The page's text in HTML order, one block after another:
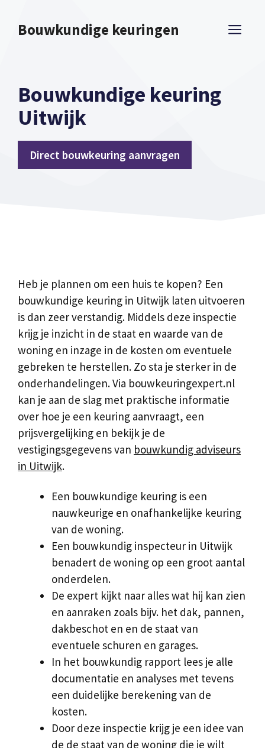
naarBouwkundige keuringen
Bouwkundige keuring
Uitwijk
Direct bouwkeuring aanvragen
Heb je plannen om een huis te kopen? Een
bouwkundige keuring in Uitwijk laten uitvoeren
is dan zeer verstandig. Middels deze inspectie
krijg je inzicht in de staat en waarde van de
woning en inzage in de kosten om eventuele
gebreken te herstellen. Zo sta je sterker in de
onderhandelingen. Via bouwkeuringexpert.nl
kan je aan de slag met praktische informatie
over hoe je een keuring aanvraagt, een
prijsvergelijking en bekijk je de
vestigingsgegevens van bouwkundig adviseurs
in Uitwijk.
Een bouwkundige keuring is een
nauwkeurige en onafhankelijke keuring
van de woning.
Een bouwkundig inspecteur in Uitwijk
benadert de woning op een groot aantal
onderdelen.
De expert kijkt naar alles wat hij kan zien
en aanraken zoals bijv. het dak, pannen,
dakbeschot en en de staat van
eventuele schuren en garages.
In het bouwkundig rapport lees je alle
documentatie en analyses met tevens
een duidelijke berekening van de
kosten.
Door deze inspectie krijg je een idee van
de de staat van de woning die je wilt